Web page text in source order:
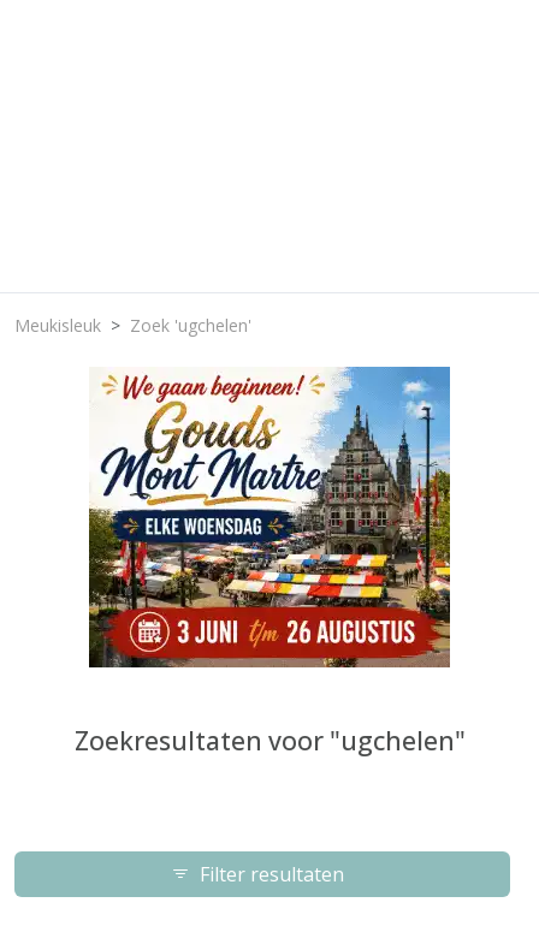
Meukisleuk Zoek 'ugchelen'
Zoekresultaten voor "ugchelen"
Filter resultaten